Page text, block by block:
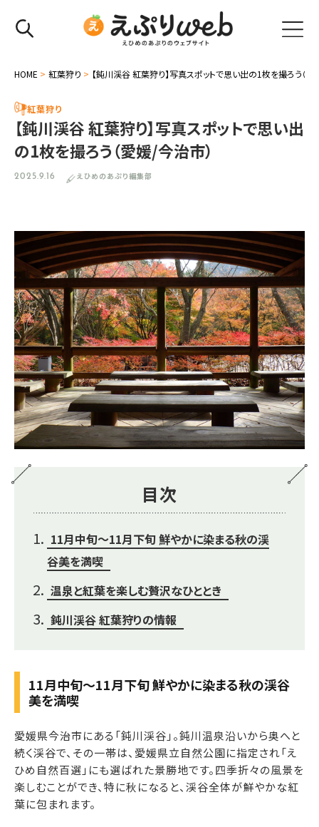
HOME > 紅葉狩り > 【鈍川渓谷 紅葉狩り】写真スポットで思い出の1枚を撮ろう（愛
紅葉狩り
【鈍川渓谷 紅葉狩り】写真スポットで思い出
の1枚を撮ろう（愛媛/今治市）
2025.9.16 えひめのあぷり編集部
目次
11月中旬～11月下旬 鮮やかに染まる秋の渓
谷美を満喫
温泉と紅葉を楽しむ贅沢なひととき
鈍川渓谷 紅葉狩りの情報
11月中旬～11月下旬 鮮やかに染まる秋の渓谷
美を満喫
愛媛県今治市にある「鈍川渓谷」。鈍川温泉沿いから奥へと
続く渓谷で、その一帯は、愛媛県立自然公園に指定され「え
ひめ自然百選」にも選ばれた景勝地です。四季折々の風景を
楽しむことができ、特に秋になると、渓谷全体が鮮やかな紅
葉に包まれます。